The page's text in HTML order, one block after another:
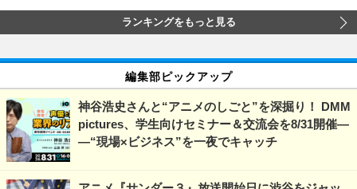
ランキングをもっと見る
編集部ピックアップ
神谷浩史さんと“アニメのしごと”を深掘り！ DMM
pictures、学生向けセミナー＆交流会を8/31開催―
―“現場×ビジネス”を一夜でキャッチ